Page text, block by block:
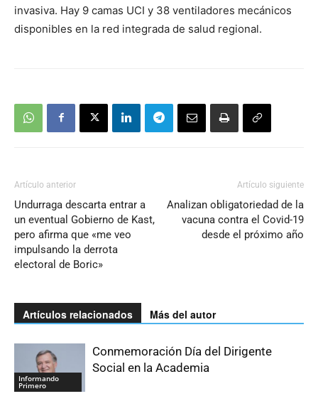
invasiva. Hay 9 camas UCI y 38 ventiladores mecánicos
disponibles en la red integrada de salud regional.
Artículo anterior
Undurraga descarta entrar a
un eventual Gobierno de Kast,
pero afirma que «me veo
impulsando la derrota
electoral de Boric»
Artículo siguiente
Analizan obligatoriedad de la
vacuna contra el Covid-19
desde el próximo año
Artículos relacionados Más del autor
Informando
Primero
Conmemoración Día del Dirigente
Social en la Academia